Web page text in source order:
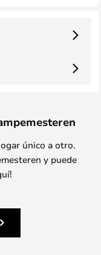
único a otro.
y puede